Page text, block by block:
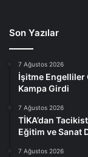
Son Yazılar
7 Ağustos 2026
İşitme Engelliler
Kampa Girdi
7 Ağustos 2026
TİKA’dan
Eğitim ve Sanat
7 Ağustos 2026